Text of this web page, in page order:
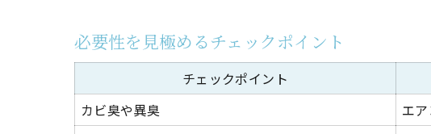
必要性を見極めるチェックポイント
チェックポイント
カビ臭や異臭
エ